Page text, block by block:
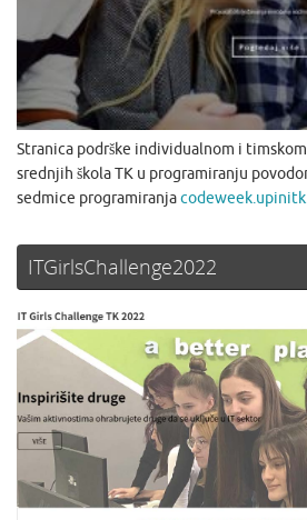
Stranica podrške individualnom i
srednjih škola TK u programiranju
sedmice programiranja
ITGirlsChallenge2022